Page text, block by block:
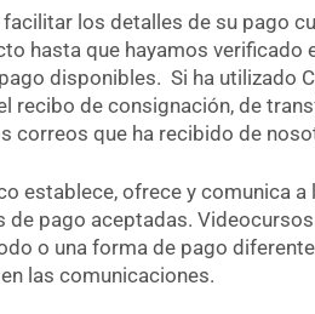
los detalles de su pago
hasta que hayamos verificado
disponibles. Si ha utilizado
recibo de consignación, de
correos que ha recibido de
establece, ofrece y comunica
de pago aceptadas.
o una forma de pago
las comunicaciones.